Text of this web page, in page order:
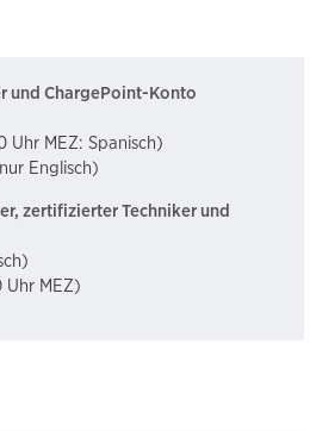
und ChargePoint-Konto
Uhr MEZ: Spanisch)
Englisch)
zertifizierter Techniker und
Uhr MEZ)